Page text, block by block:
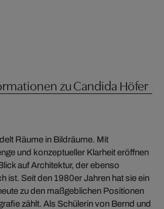
zu Candida Höfer
Räume in Bildräume. Mit
und konzeptueller Klarheit eröffnen
auf Architektur, der ebenso
ist. Seit den 1980er Jahren hat sie ein
zu den maßgeblichen Positionen
zählt. Als Schülerin von Bernd und